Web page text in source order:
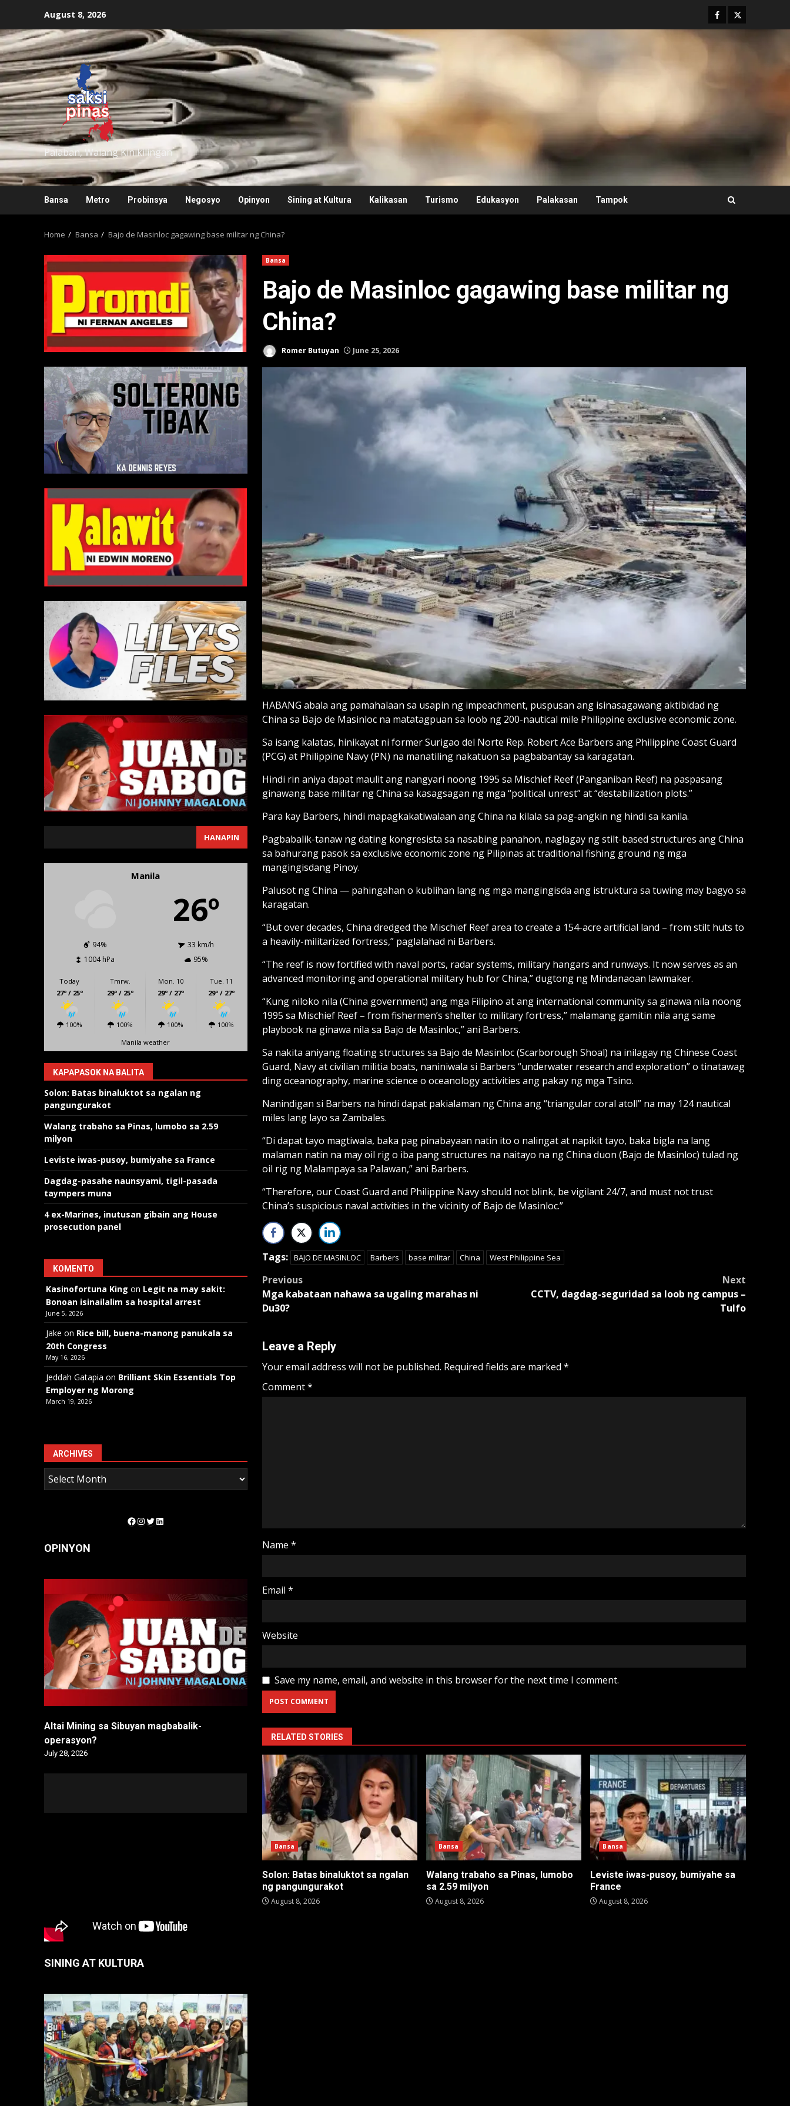
content
August 8, 2026 Facebook
Twitter
Palaban, Walang Kinikilingan
Bansa Metro Probinsya Negosyo Opinyon Sining at Kultura Kalikasan Turismo Edukasyon Palakasan Tampok
Home Bansa Bajo de Masinloc gagawing base militar ng China?
Bansa
Bajo de Masinloc gagawing base militar ng
China?
Romer Butuyan June 25, 2026
HABANG abala ang pamahalaan sa usapin ng impeachment, puspusan ang isinasagawang aktibidad ng
China sa Bajo de Masinloc na matatagpuan sa loob ng 200-nautical mile Philippine exclusive economic zone.
Sa isang kalatas, hinikayat ni former Surigao del Norte Rep. Robert Ace Barbers ang Philippine Coast Guard
(PCG) at Philippine Navy (PN) na manatiling nakatuon sa pagbabantay sa karagatan.
Hindi rin aniya dapat maulit ang nangyari noong 1995 sa Mischief Reef (Panganiban Reef) na paspasang
ginawang base militar ng China sa kasagsagan ng mga “political unrest” at “destabilization plots.”
Para kay Barbers, hindi mapagkakatiwalaan ang China na kilala sa pag-angkin ng hindi sa kanila.
Pagbabalik-tanaw ng dating kongresista sa nasabing panahon, naglagay ng stilt-based structures ang China
sa bahurang pasok sa exclusive economic zone ng Pilipinas at traditional fishing ground ng mga
mangingisdang Pinoy.
Palusot ng China — pahingahan o kublihan lang ng mga mangingisda ang istruktura sa tuwing may bagyo sa
karagatan.
“But over decades, China dredged the Mischief Reef area to create a 154-acre artificial land – from stilt huts to
a heavily-militarized fortress,” paglalahad ni Barbers.
“The reef is now fortified with naval ports, radar systems, military hangars and runways. It now serves as an
advanced monitoring and operational military hub for China,” dugtong ng Mindanaoan lawmaker.
“Kung niloko nila (China government) ang mga Filipino at ang international community sa ginawa nila noong
1995 sa Mischief Reef – from fishermen’s shelter to military fortress,” malamang gamitin nila ang same
playbook na ginawa nila sa Bajo de Masinloc,” ani Barbers.
Sa nakita aniyang floating structures sa Bajo de Masinloc (Scarborough Shoal) na inilagay ng Chinese Coast
Guard, Navy at civilian militia boats, naniniwala si Barbers “underwater research and exploration” o tinatawag
ding oceanography, marine science o oceanology activities ang pakay ng mga Tsino.
Nanindigan si Barbers na hindi dapat pakialaman ng China ang “triangular coral atoll” na may 124 nautical
miles lang layo sa Zambales.
“Di dapat tayo magtiwala, baka pag pinabayaan natin ito o nalingat at napikit tayo, baka bigla na lang
malaman natin na may oil rig o iba pang structures na naitayo na ng China duon (Bajo de Masinloc) tulad ng
oil rig ng Malampaya sa Palawan,” ani Barbers.
“Therefore, our Coast Guard and Philippine Navy should not blink, be vigilant 24/7, and must not trust
China’s suspicious naval activities in the vicinity of Bajo de Masinloc.”
Tags: BAJO DE MASINLOC Barbers base militar China West Philippine Sea
Post
navigation
Previous
Mga kabataan nahawa sa ugaling marahas ni
Du30?
Next
CCTV, dagdag-seguridad sa loob ng campus –
Tulfo
Leave a Reply
Your email address will not be published. Required fields are marked *
Comment*
Name *
Email *
Website
Save my name, email, and website in this browser for the next time I comment.
RELATED STORIES
Bansa
Solon: Batas binaluktot sa ngalan
ng pangungurakot
August 8, 2026
Bansa
Walang trabaho sa Pinas, lumobo
sa 2.59 milyon
August 8, 2026
Bansa
Leviste iwas-pusoy, bumiyahe sa
France
August 8, 2026
HANAPIN
Manila
26º
94%
33 km/h
1004 hPa
95%
Today
27º / 25º
100%
Tmrw.
29º / 25º
100%
Mon. 10
29º / 27º
100%
Tue. 11
29º / 27º
100%
Manila weather
KAPAPASOK NA BALITA
Solon: Batas binaluktot sa ngalan ng
pangungurakot
Walang trabaho sa Pinas, lumobo sa 2.59
milyon
Leviste iwas-pusoy, bumiyahe sa France
Dagdag-pasahe naunsyami, tigil-pasada
taympers muna
4 ex-Marines, inutusan gibain ang House
prosecution panel
KOMENTO
Kasinofortuna King on Legit na may sakit:
Bonoan isinailalim sa hospital arrest
June 5, 2026
Jake on Rice bill, buena-manong panukala sa
20th Congress
May 16, 2026
Jeddah Gatapia on Brilliant Skin Essentials Top
Employer ng Morong
March 19, 2026
ARCHIVES
Facebook
Instagram
Twitter
LinkedIn
OPINYON
Altai Mining sa Sibuyan magbabalik-
operasyon?
July 28, 2026
SINING AT KULTURA